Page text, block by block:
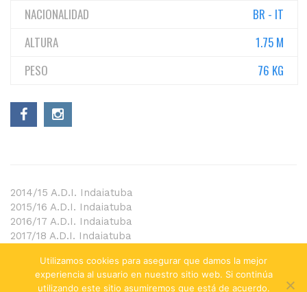
NACIONALIDAD
BR - IT
ALTURA
1.75 M
PESO
76 KG
2014/15 A.D.I. Indaiatuba
2015/16 A.D.I. Indaiatuba
2016/17 A.D.I. Indaiatuba
2017/18 A.D.I. Indaiatuba
2019/20 Mira.fin
Utilizamos cookies para asegurar que damos la mejor
experiencia al usuario en nuestro sitio web. Si continúa
utilizando este sitio asumiremos que está de acuerdo.